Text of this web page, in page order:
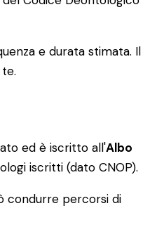
e durata stimata. Il
ed è iscritto all'Albo
iscritti (dato CNOP).
condurre percorsi di